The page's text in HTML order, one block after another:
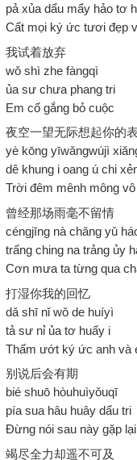
pả xủa dẩu mẩy hảo tơ
Cất mọi ký ức tươi đẹp
我试着放弃
wǒ shì zhe fàngqì
ủa sư chưa phang tri
Em cố gắng bỏ cuộc
夜空一望无际想起你的
yè kōng yīwǎngwújì
dê khung i oang ú chi
Trời đêm mênh mông
曾经那场雨毫不留情
céngjīng nà chǎng yǔ
trấng ching na trảng ủy
Cơn mưa ta từng qua
打湿你我的回忆
dǎ shī nǐ wǒ de huíyì
tả sư nỉ ủa tơ huấy i
Thấm ướt ký ức anh và
别说后会有期
bié shuō hòuhuìyǒuqī
pía sua hâu huây dẩu tri
Đừng nói sau này gặp lại
竭尽全力却遥不可及